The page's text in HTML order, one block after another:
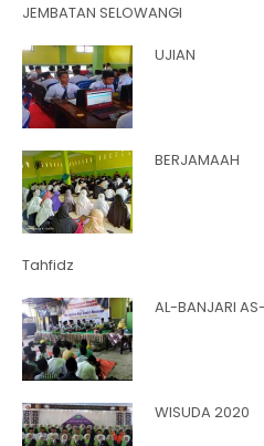
JEMBATAN SELOWANGI
UJIAN
BERJAMAAH
Tahfidz
AL-BANJARI
WISUDA 2020